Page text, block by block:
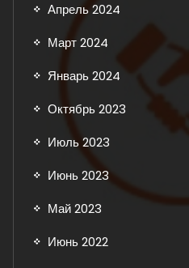
Апрель 2024
Март 2024
Январь 2024
Октябрь 2023
Июль 2023
Июнь 2023
Май 2023
Июнь 2022